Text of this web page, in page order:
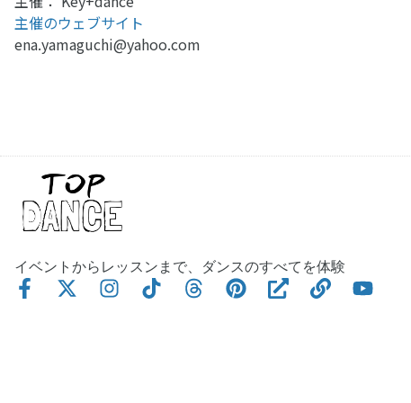
主催のウェブサイト
ena.yamaguchi@yahoo.com
イベントからレッスンまで、ダンスのすべてを体験